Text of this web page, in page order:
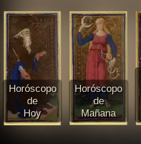
Horóscopo
de
Hoy
Horóscopo
de
Mañana